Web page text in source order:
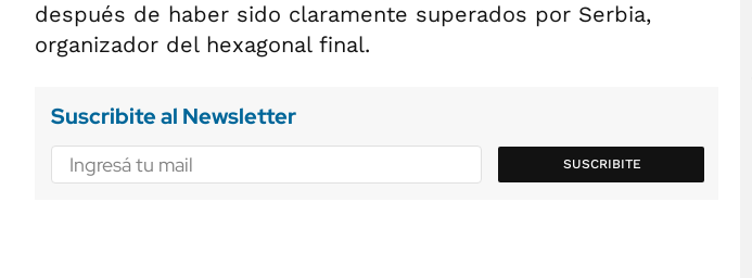
después de haber sido claramente superados por Serbia,
organizador del hexagonal final.
Suscribite al Newsletter
SUSCRIBITE